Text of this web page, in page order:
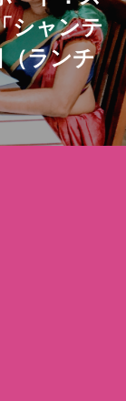
シャンテ
ランチ